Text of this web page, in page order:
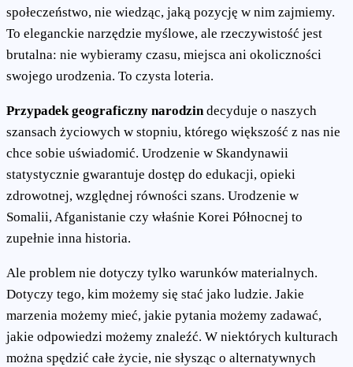
społeczeństwo, nie wiedząc, jaką pozycję w nim zajmiemy.
To eleganckie narzędzie myślowe, ale rzeczywistość jest
brutalna: nie wybieramy czasu, miejsca ani okoliczności
swojego urodzenia. To czysta loteria.
Przypadek geograficzny narodzindecyduje o naszych
szansach życiowych w stopniu, którego większość z nas nie
chce sobie uświadomić. Urodzenie w Skandynawii
statystycznie gwarantuje dostęp do edukacji, opieki
zdrowotnej, względnej równości szans. Urodzenie w
Somalii, Afganistanie czy właśnie Korei Północnej to
zupełnie inna historia.
Ale problem nie dotyczy tylko warunków materialnych.
Dotyczy tego, kim możemy się stać jako ludzie. Jakie
marzenia możemy mieć, jakie pytania możemy zadawać,
jakie odpowiedzi możemy znaleźć. W niektórych kulturach
można spędzić całe życie, nie słysząc o alternatywnych